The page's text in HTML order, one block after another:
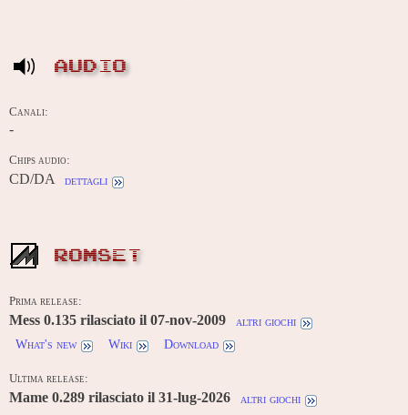
AUDIO
Canali:
-
Chips audio:
CD/DA dettagli
ROMSET
Prima release:
Mess 0.135 rilasciato il 07-nov-2009
altri giochi
What's new
Wiki Download
Ultima release:
Mame 0.289 rilasciato il 31-lug-2026 altri giochi